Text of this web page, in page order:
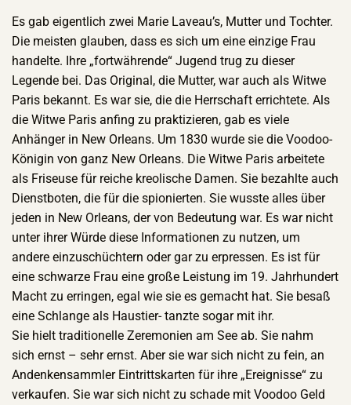
Es gab eigentlich zwei Marie Laveau’s, Mutter und Tochter.
Die meisten glauben, dass es sich um eine einzige Frau
handelte. Ihre „fortwährende“ Jugend trug zu dieser
Legende bei. Das Original, die Mutter, war auch als Witwe
Paris bekannt. Es war sie, die die Herrschaft errichtete. Als
die Witwe Paris anfing zu praktizieren, gab es viele
Anhänger in New Orleans. Um 1830 wurde sie die Voodoo-
Königin von ganz New Orleans. Die Witwe Paris arbeitete
als Friseuse für reiche kreolische Damen. Sie bezahlte auch
Dienstboten, die für die spionierten. Sie wusste alles über
jeden in New Orleans, der von Bedeutung war. Es war nicht
unter ihrer Würde diese Informationen zu nutzen, um
andere einzuschüchtern oder gar zu erpressen. Es ist für
eine schwarze Frau eine große Leistung im 19. Jahrhundert
Macht zu erringen, egal wie sie es gemacht hat. Sie besaß
eine Schlange als Haustier- tanzte sogar mit ihr.
Sie hielt traditionelle Zeremonien am See ab. Sie nahm
sich ernst – sehr ernst. Aber sie war sich nicht zu fein, an
Andenkensammler Eintrittskarten für ihre „Ereignisse“ zu
verkaufen. Sie war sich nicht zu schade mit Voodoo Geld